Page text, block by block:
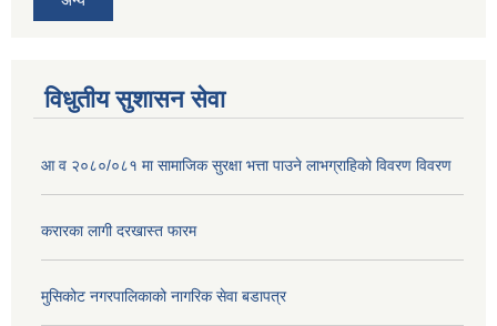
विधुतीय सुशासन सेवा
आ व २०८०/०८१ मा सामाजिक सुरक्षा भत्ता पाउने लाभग्राहिको विवरण विवरण
करारका लागी दरखास्त फारम
मुसिकोट नगरपालिकाको नागरिक सेवा बडापत्र